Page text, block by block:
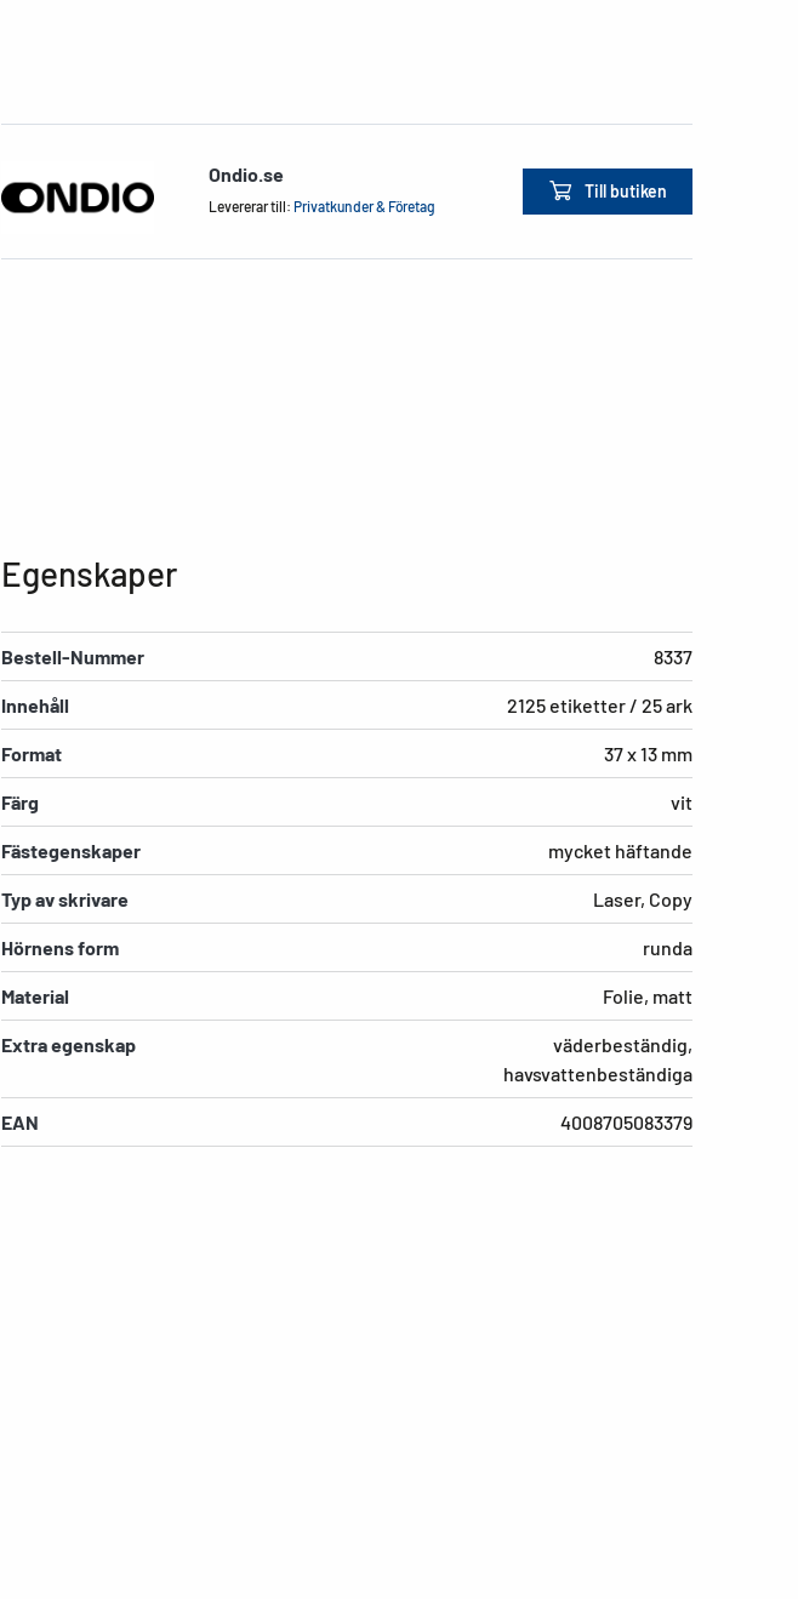
Ondio.se
Levererar till: Privatkunder & Företag
Till butiken
Egenskaper
Bestell-Nummer 8337
Innehåll 2125 etiketter / 25 ark
Format 37 x 13 mm
Färg vit
Fästegenskaper mycket häftande
Typ av skrivare Laser, Copy
Hörnens form runda
Material Folie, matt
Extra egenskap
väderbeständig,
havsvattenbeständiga
EAN 4008705083379